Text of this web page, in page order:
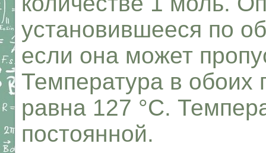
установившееся по
если она может
Температура в обоих
равна 127 °С.
постоянной.